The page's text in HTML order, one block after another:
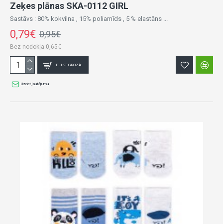
Zeķes plānas SKA-0112 GIRL
Sastāvs : 80% kokvilna , 15% poliamīds , 5 % elastāns ...
0,79€ 0,95€
Bez nodokļa:0,65€
IELIKT GROZĀ
Uzdot jautājumu